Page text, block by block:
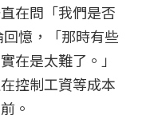
在問「我們是否
憶，「那時有些
在是太難了。」
控制工資等成本
。